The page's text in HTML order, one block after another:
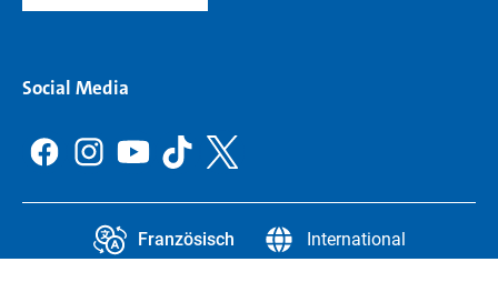
Social Media
Französisch International